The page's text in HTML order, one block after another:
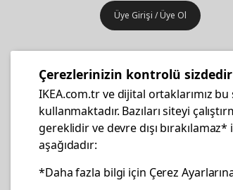
Üye Girişi / Üye Ol
İş yeri mobilya ve aksesuar
alışverişleriniz IKEA Kurumsal
ile daha hesaplı.
Çerezlerinizin kontrolü sizdedir
IKEA.com.tr ve dijital ortaklarımız
kullanmaktadır. Bazıları siteyi
gereklidir ve devre dışı
aşağıdadır:
*Daha fazla bilgi için Çerez